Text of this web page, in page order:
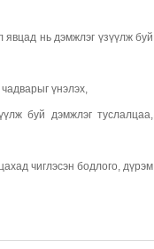
явцад нь дэмжлэг үзүүлж буй
үнэлэх,
буй дэмжлэг туслалцаа,
чиглэсэн бодлого, дүрэм